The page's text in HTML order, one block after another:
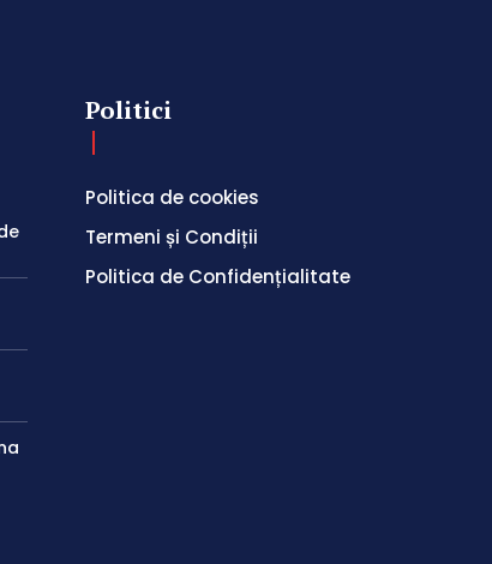
Politici
Politica de cookies
Termeni și Condiții
Politica de Confidențialitate